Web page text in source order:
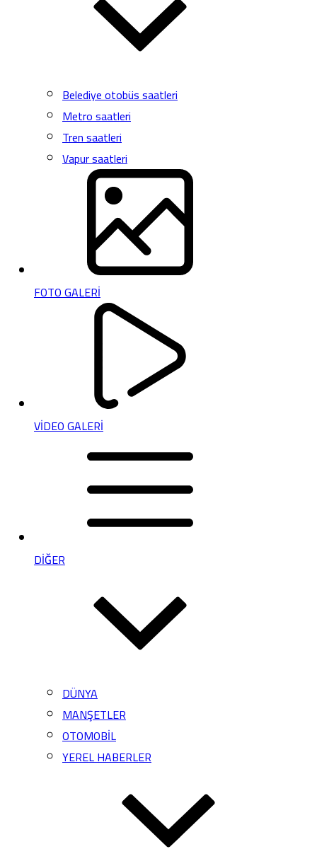
Belediye otobüs saatleri
Metro saatleri
Tren saatleri
Vapur saatleri
FOTO GALERİ
VİDEO GALERİ
DİĞER
DÜNYA
MANŞETLER
OTOMOBİL
YEREL HABERLER